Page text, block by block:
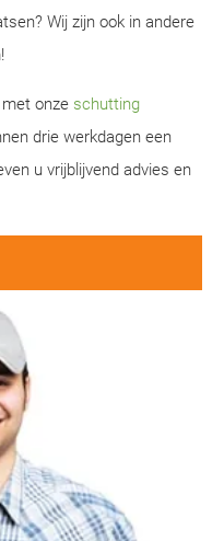
Wij zijn ook in andere
onze schutting
drie werkdagen een
u vrijblijvend advies en